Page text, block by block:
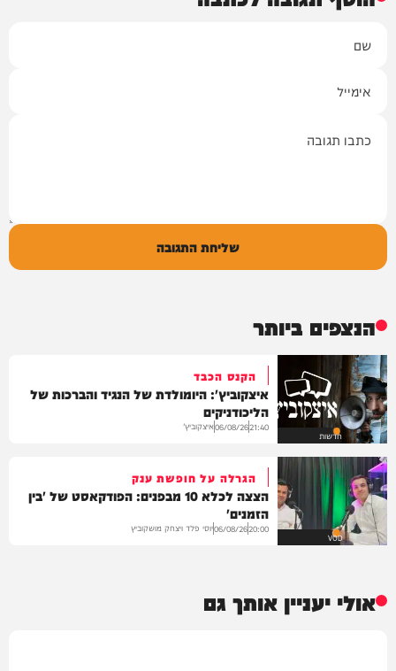
שליחת התגובה
הנצפים ביותר
חדשות
הקנס הכבד
איצקוביץ': היומולדת של הנגיד והברכות של
הליכודניקים
21:40
06/08/26איצקוביץ'
VOD
הגרלה על חופשת ענק
הצצה לכלא 10 מבפנים: הפודקאסט של 'בין
הזמנים'
20:00
06/08/26יוסי פלד ויצחק מושקוביץ
אולי יעניין אותך גם